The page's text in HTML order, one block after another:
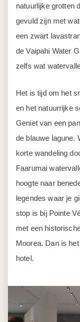
natuurlijke grotten
gevuld zijn met
een zwart
de Vaipahi Water
zelfs wat
Het is tijd om het
en het natuurrijke
Geniet van een
de blauwe lagune.
korte wandeling
Faarumai
hoogte naar
legendes waar je
stop is bij Pointe
met een
Moorea. Dan is
hotel.